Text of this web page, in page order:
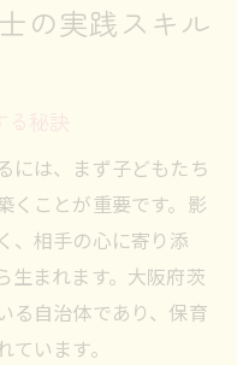
の実践スキル
る秘訣
には、まず子どもたち
くことが重要です。影
、相手の心に寄り添
生まれます。大阪府茨
る自治体であり、保育
います。